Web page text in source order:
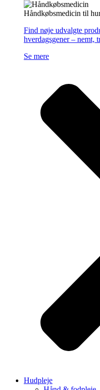
Håndkøbsmedicin til
Find nøje udvalgte
hverdagsgener – nemt,
Se mere
Hudpleje